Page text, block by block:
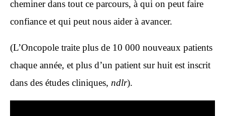
cheminer dans tout ce parcours, à qui on peut faire
confiance et qui peut nous aider à avancer.
(L’Oncopole traite plus de 10 000 nouveaux patients
chaque année, et plus d’un patient sur huit est inscrit
dans des études cliniques, ndlr).